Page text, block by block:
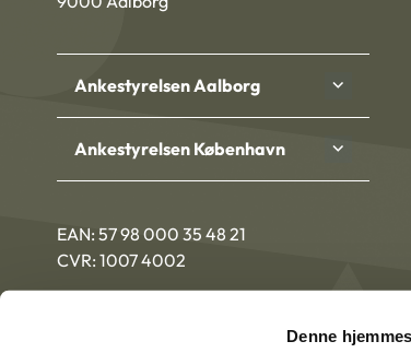
Denne
Ankestyrelsen Aalborg
Ankestyrelsen København
EAN: 57 98 000 35 48 21
CVR: 1007 4002